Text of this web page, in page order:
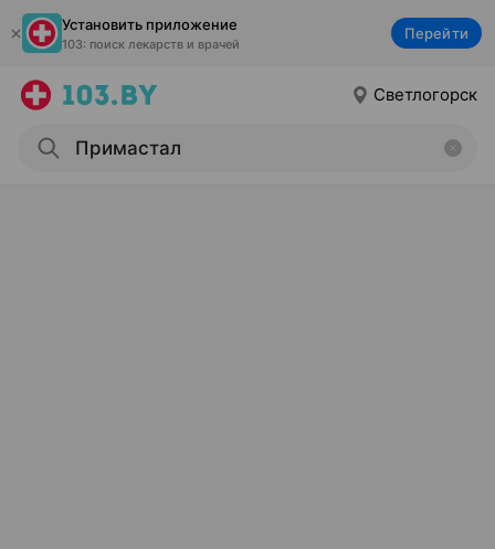
Установить приложение
103: поиск лекарств и врачей
Перейти
Светлогорск